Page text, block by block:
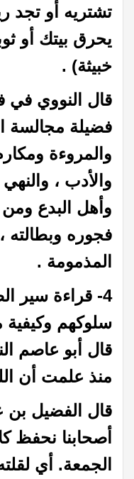
تشتريه أو تجد
يحرق بيتك أو
خبيثة) .
قال النووي في
فضيلة مجالسة
والمروءة
والأدب ،
وأهل البدع ومن
فجوره وبطالته
المذمومة .
4- قراءة سير
سلوكهم وكيفية
قال أبو عاصم
منذ علمت أن
قال الفضيل
أصحابنا نحفظ
الجمعة. أي